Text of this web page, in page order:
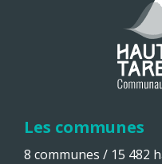
Les communes
8 communes / 15 482